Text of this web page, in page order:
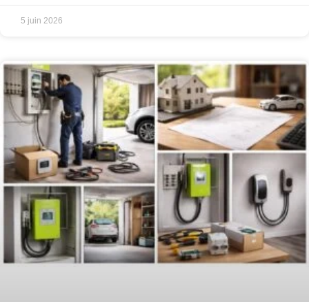
5 juin 2026